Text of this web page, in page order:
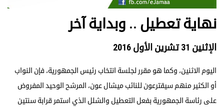
نهاية تعطيل .. وبداية آخر
الإثنين 31 تشرين الأول 2016
اليوم الاثنين، وكما هو مقرر لجلسة انتخاب رئيس الجمهورية، فإن النواب
أو الكثير منهم سيقترعون للنائب ميشال عون، المرشح الوحيد المفروض
على رئاسة الجمهورية بفعل التعطيل والشلل الذي استمر قرابة سنتين